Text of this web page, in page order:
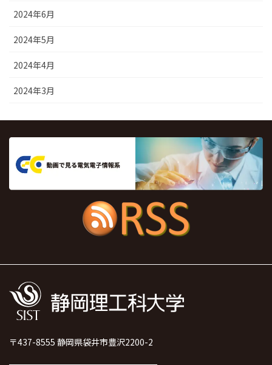
2024年6月
2024年5月
2024年4月
2024年3月
〒437-8555 静岡県袋井市豊沢2200-2